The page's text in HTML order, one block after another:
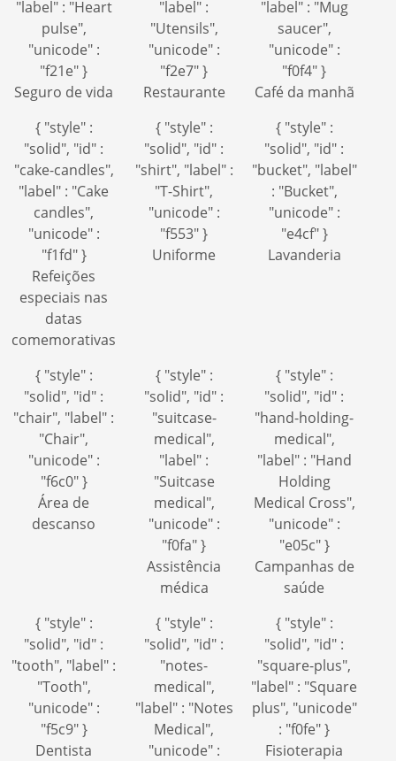
"label" : "Heart
pulse",
"unicode" :
"f21e" }
Seguro de vida
"label" :
"Utensils",
"unicode" :
"f2e7" }
Restaurante
"label" : "Mug
saucer",
"unicode" :
"f0f4" }
Café da manhã
{ "style" :
"solid", "id" :
"cake-candles",
"label" : "Cake
candles",
"unicode" :
"f1fd" }
Refeições
especiais nas
datas
comemorativas
{ "style" :
"solid", "id" :
"shirt", "label" :
"T-Shirt",
"unicode" :
"f553" }
Uniforme
{ "style" :
"solid", "id" :
"bucket", "label"
: "Bucket",
"unicode" :
"e4cf" }
Lavanderia
{ "style" :
"solid", "id" :
"chair", "label" :
"Chair",
"unicode" :
"f6c0" }
Área de
descanso
{ "style" :
"solid", "id" :
"suitcase-
medical",
"label" :
"Suitcase
medical",
"unicode" :
"f0fa" }
Assistência
médica
{ "style" :
"solid", "id" :
"hand-holding-
medical",
"label" : "Hand
Holding
Medical Cross",
"unicode" :
"e05c" }
Campanhas de
saúde
{ "style" :
"solid", "id" :
"tooth", "label" :
"Tooth",
"unicode" :
"f5c9" }
Dentista
{ "style" :
"solid", "id" :
"notes-
medical",
"label" : "Notes
Medical",
"unicode" :
{ "style" :
"solid", "id" :
"square-plus",
"label" : "Square
plus", "unicode"
: "f0fe" }
Fisioterapia